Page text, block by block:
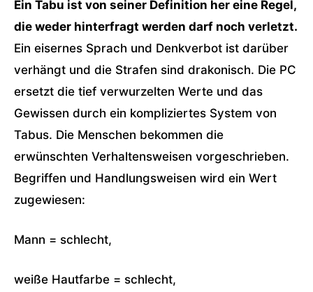
Ein Tabu ist von seiner Definition her eine Regel,
die weder hinterfragt werden darf noch verletzt.
Ein eisernes Sprach und Denkverbot ist darüber
verhängt und die Strafen sind drakonisch. Die PC
ersetzt die tief verwurzelten Werte und das
Gewissen durch ein kompliziertes System von
Tabus. Die Menschen bekommen die
erwünschten Verhaltensweisen vorgeschrieben.
Begriffen und Handlungsweisen wird ein Wert
zugewiesen:
Mann = schlecht,
weiße Hautfarbe = schlecht,